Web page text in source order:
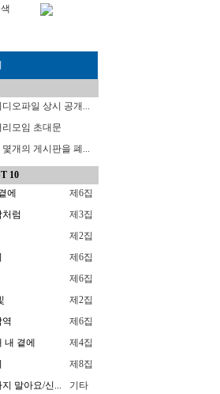
오파일 상시 공개...
모임 초대문
개의 게시판을 폐...
10
에
제6집
처럼
제3집
제2집
제6집
제6집
제2집
제6집
내 곁에
제4집
제8집
지 말아요/신...
기타